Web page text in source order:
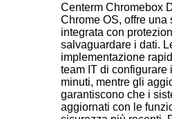
Centerm Chromebox
Chrome OS, offre una
integrata con
salvaguardare i dati.
implementazione
team IT di
minuti, mentre gli
garantiscono che i
aggiornati con le